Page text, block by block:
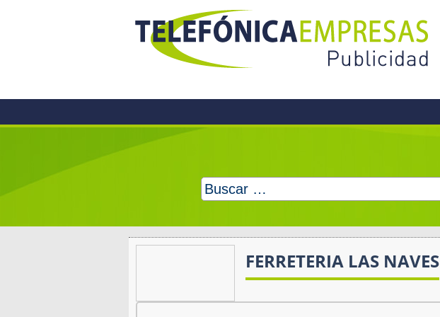
Buscar:
FERRETERIA LAS NAVES